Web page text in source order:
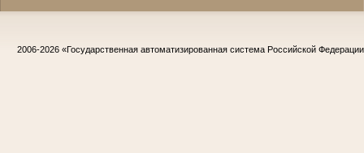
2006-2026 «Государственная автоматизированная система Российской